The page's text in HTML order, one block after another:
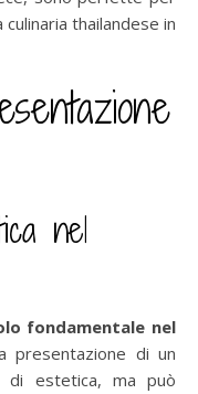
thailandese in
nel
fondamentale nel
presentazione di un
estetica, ma può